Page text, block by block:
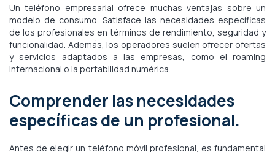
Un teléfono empresarial ofrece muchas ventajas sobre un
modelo de consumo. Satisface las necesidades específicas
de los profesionales en términos de rendimiento, seguridad y
funcionalidad. Además, los operadores suelen ofrecer ofertas
y servicios adaptados a las empresas, como el roaming
internacional o la portabilidad numérica.
Comprender las necesidades
específicas de un profesional.
Antes de elegir un teléfono móvil profesional, es fundamental